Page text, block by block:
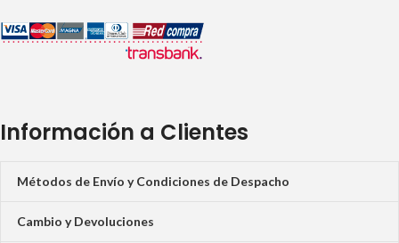
Información a Clientes
Métodos de Envío y Condiciones de Despacho
Cambio y Devoluciones